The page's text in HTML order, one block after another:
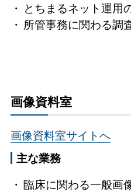
とちまるネット運用
所管事務に関わる調
画像資料室
画像資料室サイトへ
主な業務
臨床に関わる一般画